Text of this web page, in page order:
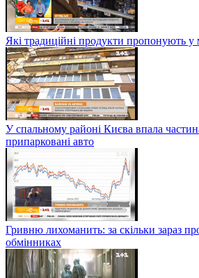
Які традиційні продукти пропонують у
У спальному районі Києва впала
припарковані авто
Гривню лихоманить: за скільки зараз
обмінниках